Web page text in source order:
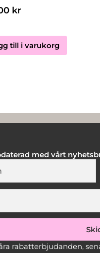
kr
till i varukorg
med vårt
rabatterbjudanden,